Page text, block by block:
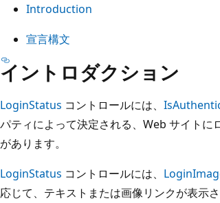
Introduction
宣言構文
イントロダクション
LoginStatus コントロールには、
パティによって決定される、Web サイト
があります。
LoginStatus コントロールには、
応じて、テキストまたは画像リンクが表示